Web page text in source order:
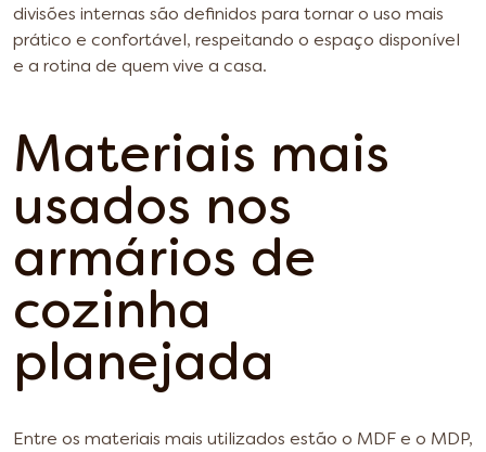
divisões internas são definidos para tornar o uso mais
prático e confortável, respeitando o espaço disponível
e a rotina de quem vive a casa.
Materiais mais
usados nos
armários de
cozinha
planejada
Entre os materiais mais utilizados estão o MDF e o MDP,